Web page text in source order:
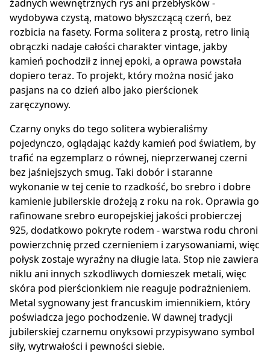
żadnych wewnętrznych rys ani przebłysków -
wydobywa czystą, matowo błyszczącą czerń, bez
rozbicia na fasety. Forma solitera z prostą, retro linią
obrączki nadaje całości charakter vintage, jakby
kamień pochodził z innej epoki, a oprawa powstała
dopiero teraz. To projekt, który można nosić jako
pasjans na co dzień albo jako pierścionek
zaręczynowy.
Czarny onyks do tego solitera wybieraliśmy
pojedynczo, oglądając każdy kamień pod światłem, by
trafić na egzemplarz o równej, nieprzerwanej czerni
bez jaśniejszych smug. Taki dobór i staranne
wykonanie w tej cenie to rzadkość, bo srebro i dobre
kamienie jubilerskie drożeją z roku na rok. Oprawia go
rafinowane srebro europejskiej jakości probierczej
925, dodatkowo pokryte rodem - warstwa rodu chroni
powierzchnię przed czernieniem i zarysowaniami, więc
połysk zostaje wyraźny na długie lata. Stop nie zawiera
niklu ani innych szkodliwych domieszek metali, więc
skóra pod pierścionkiem nie reaguje podrażnieniem.
Metal sygnowany jest francuskim imiennikiem, który
poświadcza jego pochodzenie. W dawnej tradycji
jubilerskiej czarnemu onyksowi przypisywano symbol
siły, wytrwałości i pewności siebie.